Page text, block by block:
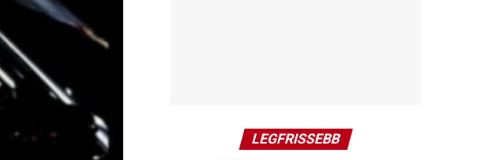
LEGFRISSEBB